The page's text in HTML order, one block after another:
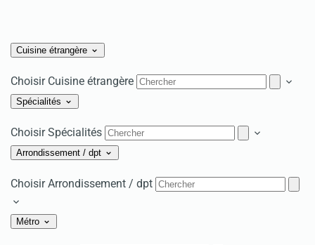
Cuisine étrangère
Choisir Cuisine étrangère
Spécialités
Choisir Spécialités
Arrondissement / dpt
Choisir Arrondissement / dpt
Métro